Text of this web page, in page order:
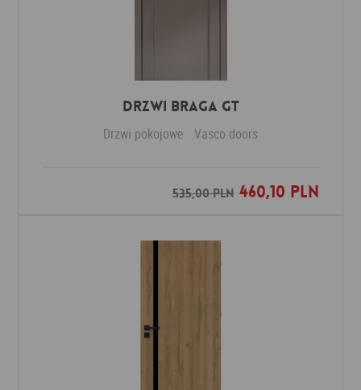
Drzwi Braga GT
Drzwi pokojowe Vasco doors
535,00 PLN460,10 PLN
Dodaj do ulubionych